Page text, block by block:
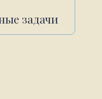
задачи